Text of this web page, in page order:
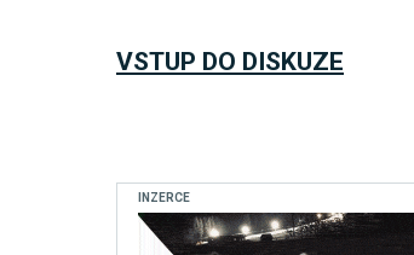
VSTUP DO DISKUZE
INZERCE